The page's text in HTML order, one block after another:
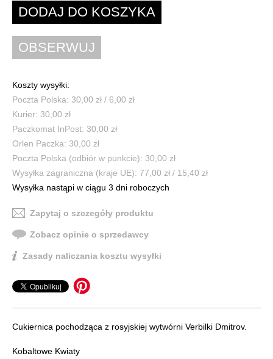
Koszty wysyłki:
Poczta Polska: 30,00 zł / 6,00 zł
Kurier: 30,00 zł
Paczkomat InPost: 30,00 zł
Orlen Paczka: 30,00 zł
Poczta Polska (odbiór w punkcie): 30,00 zł
Wysyłka zagraniczna (kraje UE): 77,00 zł / 15,40 zł
Wysyłka nastąpi w ciągu 3 dni roboczych
Zapytaj o szczegóły produktu
Zobacz opinie o sprzedawcy
Zasady naliczania kosztu wysyłki
Cukiernica pochodząca z rosyjskiej wytwórni Verbilki Dmitrov.
Kobaltowe Kwiaty